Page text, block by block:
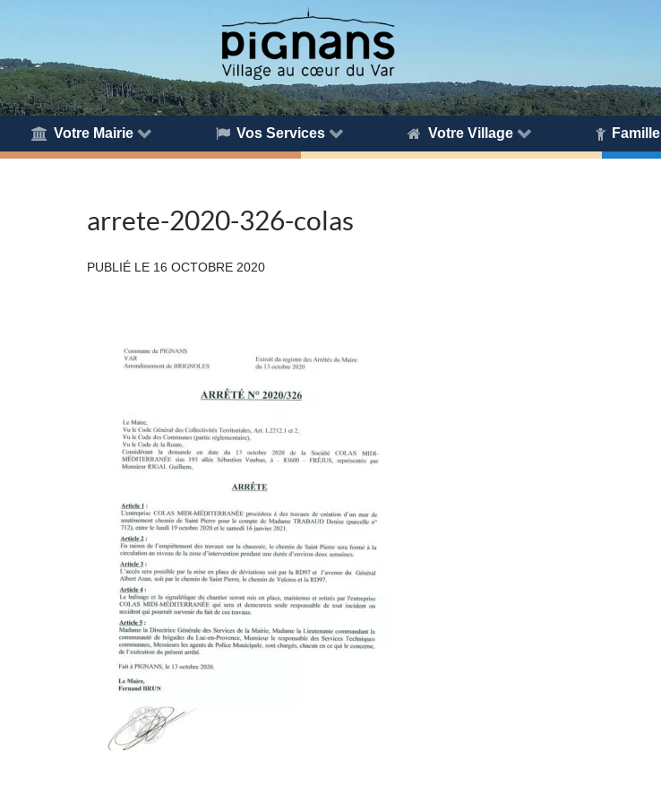
Votre Mairie Vos Services Votre Village Famille
arrete-2020-326-colas
PUBLIÉ LE 16 OCTOBRE 2020